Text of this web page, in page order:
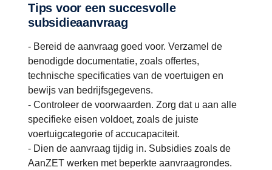
Tips voor een succesvolle
subsidieaanvraag
- Bereid de aanvraag goed voor. Verzamel de
benodigde documentatie, zoals offertes,
technische specificaties van de voertuigen en
bewijs van bedrijfsgegevens.
- Controleer de voorwaarden. Zorg dat u aan alle
specifieke eisen voldoet, zoals de juiste
voertuigcategorie of accucapaciteit.
- Dien de aanvraag tijdig in. Subsidies zoals de
AanZET werken met beperkte aanvraagrondes.